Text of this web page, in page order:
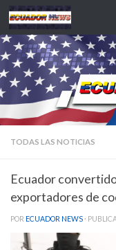
Saltar al contenido
TODAS LAS NOTICIAS
Ecuador
exportadores de
POR ECUADOR NEWS ·